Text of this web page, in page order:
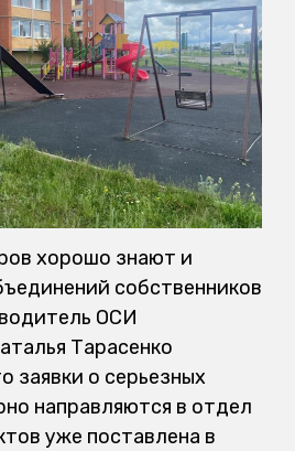
хорошо знают и
собственников
ОСИ
Тарасенко
заявки о серьезных
направляются в отдел
уже поставлена в